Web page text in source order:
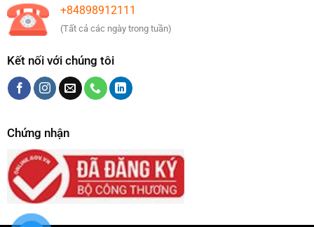
+84898912111
(Tất cả các ngày trong tuần)
Kết nối với chúng tôi
Chứng nhận